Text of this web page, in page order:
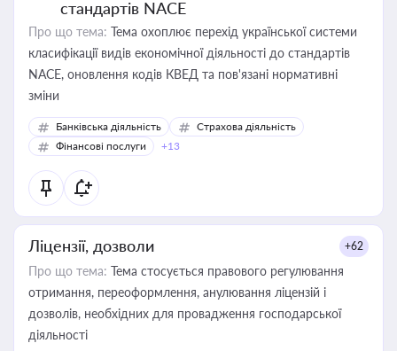
стандартів NACE
Про що тема: Тема охоплює перехід української системи
класифікації видів економічної діяльності до стандартів
NACE, оновлення кодів КВЕД та пов'язані нормативні
зміни
Банківська діяльність
Страхова діяльність
Фінансові послуги
+13
Ліцензії, дозволи +62
Про що тема: Тема стосується правового регулювання
отримання, переоформлення, анулювання ліцензій і
дозволів, необхідних для провадження господарської
діяльності